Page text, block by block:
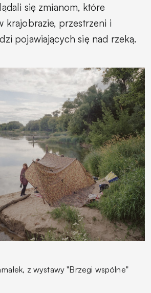
się zmianom, które
krajobrazie, przestrzeni i
pojawiających się nad rzeką.
z wystawy "Brzegi wspólne"